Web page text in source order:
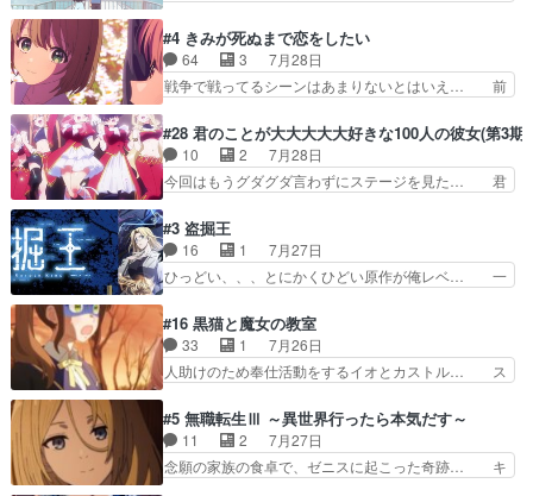
とフィーネの２度目のデート出… マジできな臭い
ぞ帝位争い。姉からの刺客を… ふぃーねと町の様
子を見に行ったら町中で窃…
接していいのかわからず戸惑うかけるも… 盲目だ
と相手の表情も分からないからどう思… 今期のバ
ックナンバーみたいなOPアニメ。… 初デートで
冬月を笑わせようとする姿も冬月… 特に大きな事
を笑わせようとする姿も冬月… 3話までは主人公
がどうでもいいことでずっ… 花火購入に浅草へ…
行き当たりばったり訪問…
#4 きみが死ぬまで恋をしたい
64 3
7月28日
戦争で戦ってるシーンはあまりないとはいえ… 前
の存在で揺らぐ14クラス約束された死… ミミの
秘密をあっさり受け入れたのは拍子抜… 蘇生魔法
って下衆い国なら進退窮まったら手… 蘇生魔法ヤ
バイけどミミいなかったら詰んで… アニメオタク
うございました！アリとセイ… ごめん、そういう
話がしたい作品じゃないの… 第４話感想：その口
止め効果あるかな？ミミ…
#28 君のことが大大大大大好きな100人の彼女(第3期)
10 2
7月28日
今回はもうグダグダ言わずにステージを見た… 君
カノ版ラブライブ！？こういうのは人… 俺、みん
なのレッスン動画をDVDが焼きき… アナウンス
役で出演いたしましたみんなのア… 恋太郎ファミ
リーがガチでアイドルに挑戦！… ギャグギャグし
カノGirlfrien… 『アイドル伝説恋太郎ファミリ
ー』にて「ア… 安木路佐ウル子役で出演いたしま
したクォリ…
#3 盗掘王
16 1
7月27日
ひっどい、、、とにかくひどい原作が俺レベ… 一
美咲さんと言えば幼女！アイマスの市原… 遼河は
目的の為には人命も軽視するタイプの… 4つのス
キルが揃う。広い墓を捜索中、遼河… 村正はそん
なおどろおどろしいエピソードあ… 気持ちよくし
レベのアニメ制作を日本に奪… 予言で正体がバレ
る、もう騙し討ちは出来な… 村正の墓、アニメで
見ると一杯で怖いな。ア…
#16 黒猫と魔女の教室
33 1
7月26日
人助けのため奉仕活動をするイオとカストル… ス
とカストルの共通点は、魔法の制御が出… 椋鳥の
大群て…住民から迷惑がられてない？… キングコ
ングor進撃の巨人牡羊座のアルデ… スピカ・イ
オ・カストルという組み合わせ。… 有り余るパワ
#5 無職転生Ⅲ ～異世界行ったら本気だす～
11 2
7月27日
念願の家族の食卓で、ゼニスに起こった奇跡… キ